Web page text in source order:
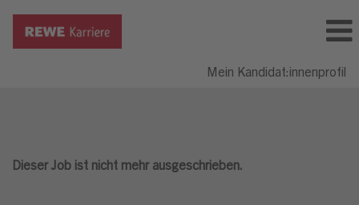
Mein Kandidat:innenprofil
Dieser Job ist nicht mehr ausgeschrieben.